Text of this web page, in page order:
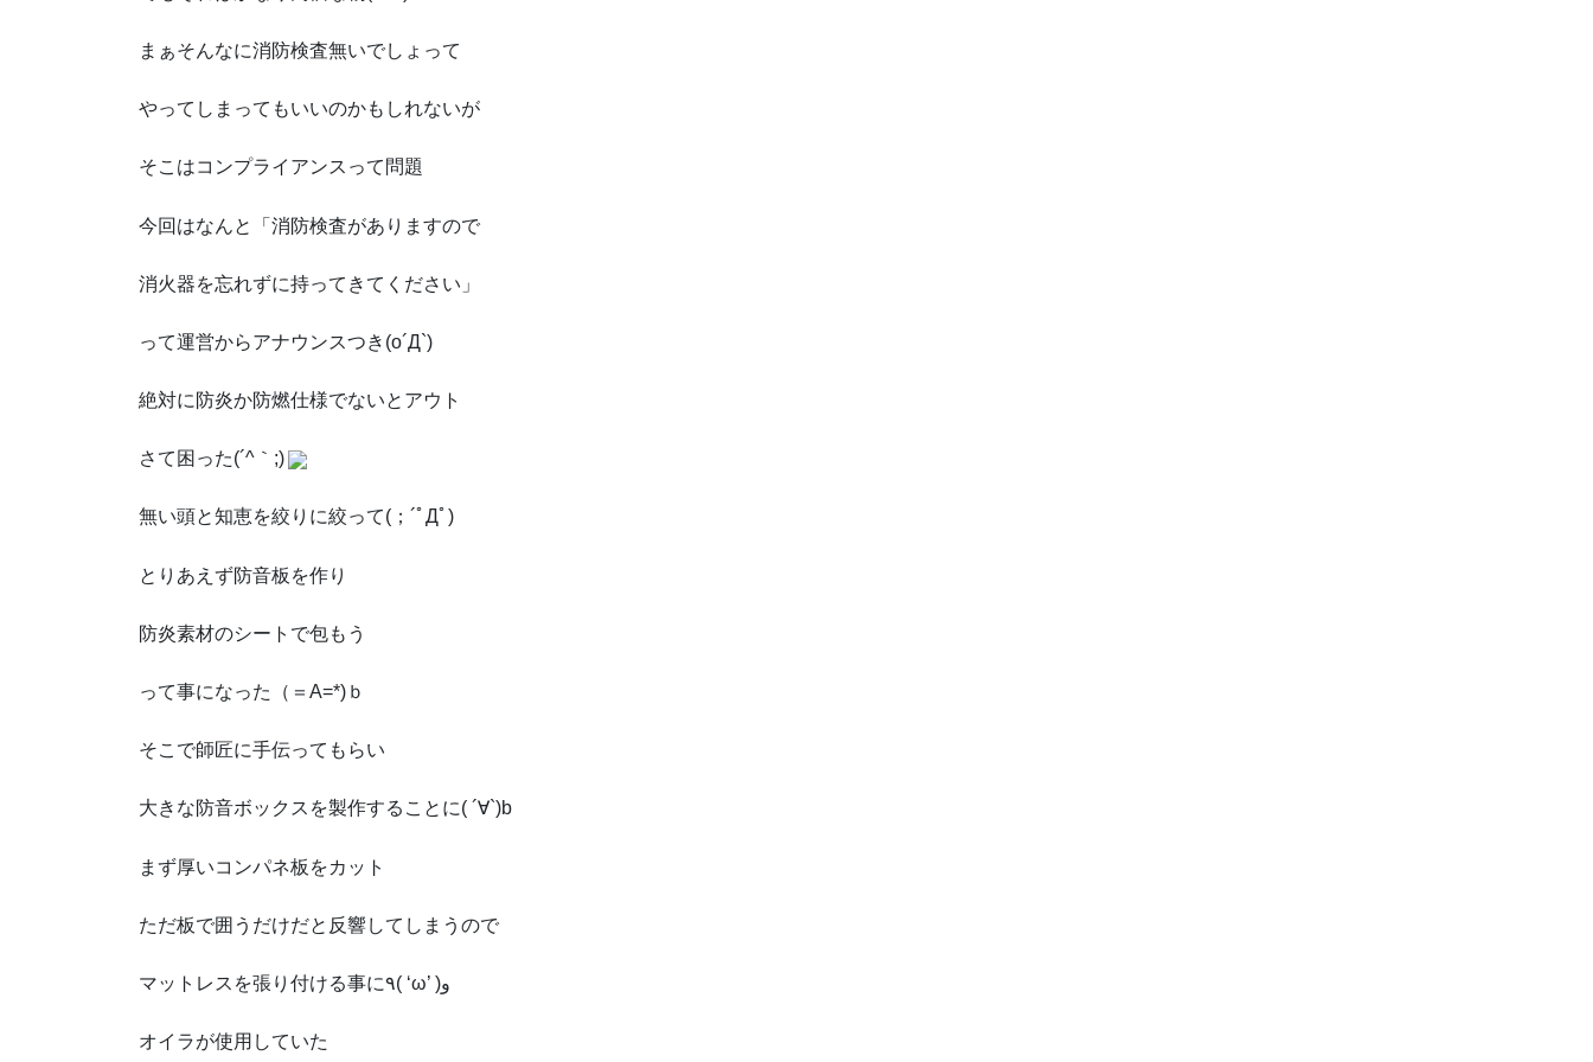
まぁそんなに消防検査無いでしょって
やってしまってもいいのかもしれないが
そこはコンプライアンスって問題
今回はなんと「消防検査がありますので
消火器を忘れずに持ってきてください」
って運営からアナウンスつき(o´Д`)
絶対に防炎か防燃仕様でないとアウト
さて困った(´^｀;)
無い頭と知恵を絞りに絞って(；´ﾟДﾟ)ゞ
とりあえず防音板を作り
防炎素材のシートで包もう
って事になった（＝A=*)ｂ
そこで師匠に手伝ってもらい
大きな防音ボックスを製作することに( ´∀`)b
まず厚いコンパネ板をカット
ただ板で囲うだけだと反響してしまうので
マットレスを張り付ける事に٩( ‘ω’ )و
オイラが使用していた